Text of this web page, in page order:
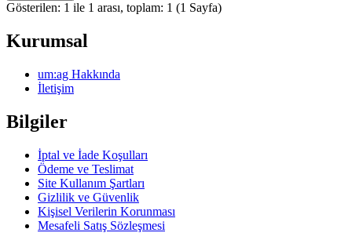
Gösterilen: 1 ile 1 arası, toplam: 1 (1 Sayfa)
Kurumsal
um:ag Hakkında
İletişim
Bilgiler
İptal ve İade Koşulları
Ödeme ve Teslimat
Site Kullanım Şartları
Gizlilik ve Güvenlik
Kişisel Verilerin Korunması
Mesafeli Satış Sözleşmesi